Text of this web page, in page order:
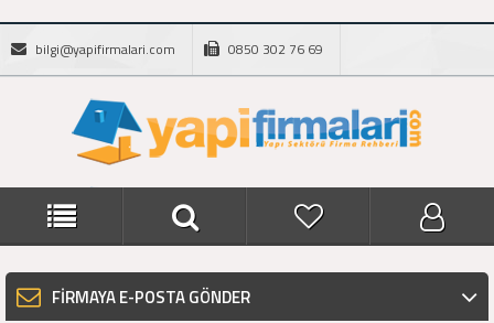
bilgi@yapifirmalari.com 0850 302 76 69
FİRMAYA E-POSTA GÖNDER